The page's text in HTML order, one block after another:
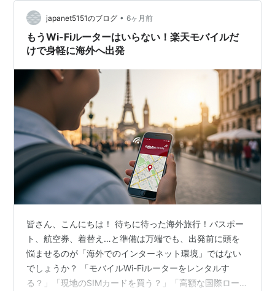
し、安心してコミュニケーションを取ることが可能にな
ります。 このブログ記事では、楽天最強プランの国際ロ
ーミングにおける音声通話の料金体系を、R…
japanet5151のブログ • 6ヶ月前
もうWi-Fiルーターはいらない！楽天モバイルだ
けで身軽に海外へ出発
皆さん、こんにちは！ 待ちに待った海外旅行！パスポー
ト、航空券、着替え…と準備は万端でも、出発前に頭を
悩ませるのが「海外でのインターネット環境」ではない
でしょうか？ 「モバイルWi-Fiルーターをレンタルす
る？」「現地のSIMカードを買う？」「高額な国際ローミ